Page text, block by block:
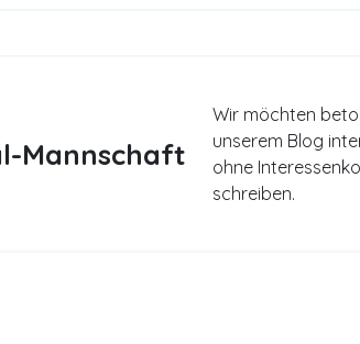
Mannschaft
Wir möchten
unserem Blog
ohne
schreiben.